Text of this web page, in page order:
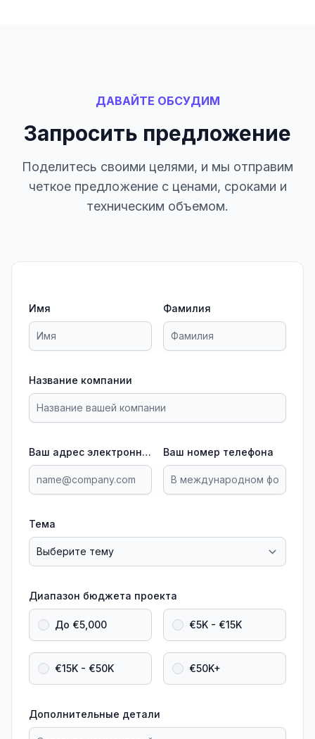
ДАВАЙТЕ ОБСУДИМ
Запросить предложение
Поделитесь своими целями, и мы отправим
четкое предложение с ценами, сроками и
техническим объемом.
Имя Фамилия
Название компании
Ваш адрес электронной почты Ваш номер телефона
Тема
Диапазон бюджета проекта
До €5,000 €5K - €15K
€15K - €50K €50K+
Дополнительные детали